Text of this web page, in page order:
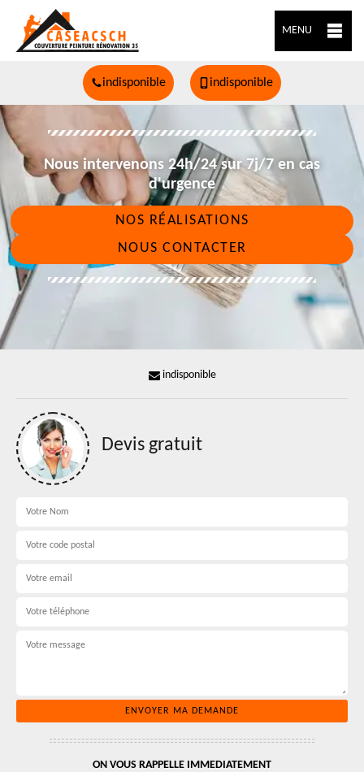
MENU
indisponible indisponible
Nous intervenons 24h/24 sur 7j/7 en cas
d'urgence
NOS RÉALISATIONS
NOUS CONTACTER
indisponible
Devis gratuit
ON VOUS RAPPELLE IMMEDIATEMENT